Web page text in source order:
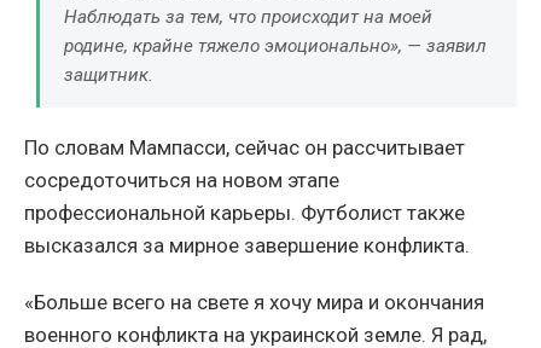
Наблюдать за тем, что происходит на моей
родине, крайне тяжело эмоционально», — заявил
защитник.
По словам Мампасси, сейчас он рассчитывает
сосредоточиться на новом этапе
профессиональной карьеры. Футболист также
высказался за мирное завершение конфликта.
«Больше всего на свете я хочу мира и окончания
военного конфликта на украинской земле. Я рад,